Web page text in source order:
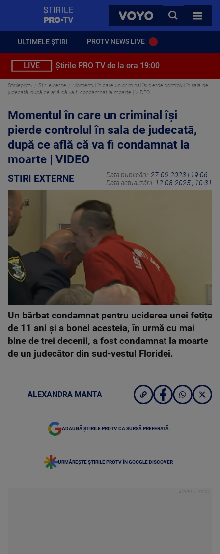
VOYO
CAUTA
TOATE
ULTIMELE ȘTIRI PROTV NEWS LIVE
LIVE Știrile PRO TV de la ora 19:00
Stirileprotv Stiri externe
Momentul în care un criminal își pierde controlul în sala de
judecată, după ce află că va fi condamnat la moarte | VIDEO
Momentul în care un criminal își
pierde controlul în sala de judecată,
după ce află că va fi condamnat la
moarte | VIDEO
STIRI EXTERNE Data publicării: 27-06-2023 | 19:06
Data actualizării: 12-08-2025 | 10:31
Un bărbat condamnat pentru uciderea unei fetițe
de 11 ani și a bonei acesteia, în urmă cu mai
bine de trei decenii, a fost condamnat la moarte
de un judecător din sud-vestul Floridei.
ALEXANDRA MANTA
ADAUGĂ ȘTIRILE PROTV CA SURSĂ PREFERATĂ
URMĂREȘTE ȘTIRILE PROTV ÎN GOOGLE DISCOVER